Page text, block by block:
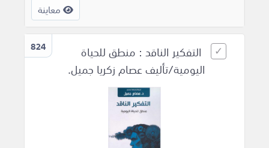
معاينة
824
التفكير الناقد : منطق للحياة
اليومية/تأليف عصام زكريا جميل.